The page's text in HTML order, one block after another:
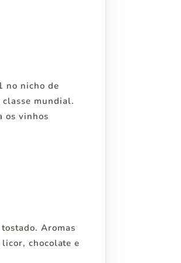
no nicho de
mundial.
os vinhos
Aromas
chocolate e